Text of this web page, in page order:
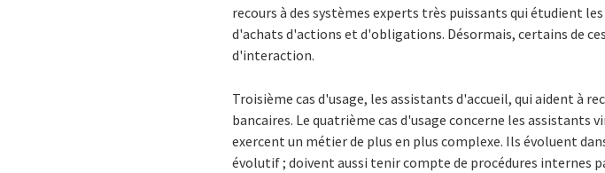
recours à des systèmes experts très puissants qui étudient
d'achats d'actions et d'obligations. Désormais, certains de
d'interaction.
Troisième cas d'usage, les assistants d'accueil, qui aident à
bancaires. Le quatrième cas d'usage concerne les assistants
exercent un métier de plus en plus complexe. Ils évoluent
évolutif ; doivent aussi tenir compte de procédures internes